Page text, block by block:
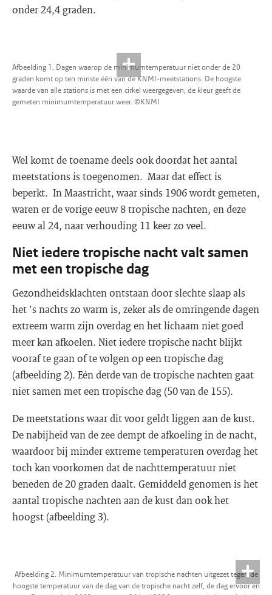
onder 24,4 graden.
Afbeelding 1. Dagen waarop de minimumtemperatuur niet onder de 20
graden komt op ten minste één van de KNMI-meetstations. De hoogste
waarde van alle stations is met een cirkel weergegeven, de kleur geeft de
gemeten minimumtemperatuur weer. ©KNMI
Wel komt de toename deels ook doordat het aantal
meetstations is toegenomen. Maar dat effect is
beperkt. In Maastricht, waar sinds 1906 wordt gemeten,
waren er de vorige eeuw 8 tropische nachten, en deze
eeuw al 24, naar verhouding 11 keer zo veel.
Niet iedere tropische nacht valt samen
met een tropische dag
Gezondheidsklachten ontstaan door slechte slaap als
het 's nachts zo warm is, zeker als de omringende dagen
extreem warm zijn overdag en het lichaam niet goed
meer kan afkoelen. Niet iedere tropische nacht blijkt
vooraf te gaan of te volgen op een tropische dag
(afbeelding 2). Eén derde van de tropische nachten gaat
niet samen met een tropische dag (50 van de 155).
De meetstations waar dit voor geldt liggen aan de kust.
De nabijheid van de zee dempt de afkoeling in de nacht,
waardoor bij minder extreme temperaturen overdag het
toch kan voorkomen dat de nachttemperatuur niet
beneden de 20 graden daalt. Gemiddeld genomen is het
aantal tropische nachten aan de kust dan ook het
hoogst (afbeelding 3).
Afbeelding 2. Minimumtemperatuur van tropische nachten uitgezet tegen de
hoogste temperatuur van de dag van de tropische nacht zelf, de dag ervoor en